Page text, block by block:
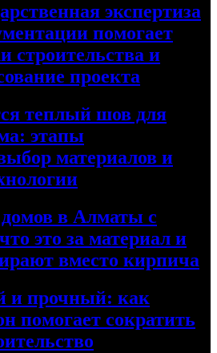
экспертиза
помогает
строительства и
проекта
теплый шов для
этапы
материалов и
в Алматы с
это за материал и
вместо кирпича
и прочный: как
помогает сократить